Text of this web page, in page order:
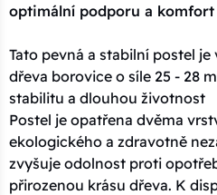
optimální podporu a komfort
Tato pevná a stabilní postel
dřeva borovice o síle 25 - 28
stabilitu a dlouhou životnost
Postel je opatřena dvěma
ekologického a zdravotně
zvyšuje odolnost proti
přirozenou krásu dřeva. K